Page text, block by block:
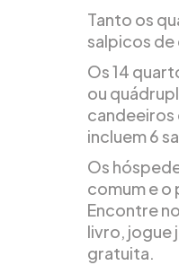
Tanto os
salpicos
Os 14
ou
candeeiros
incluem 6
Os
comum e o
Encontre
livro, jogue
gratuita.